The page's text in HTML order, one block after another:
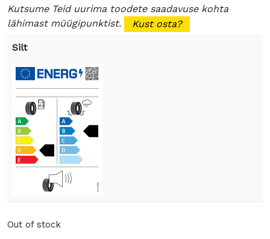
Kutsume Teid uurima toodete saadavuse kohta
lähimast müügipunktist.
Kust osta?
Silt
Out of stock